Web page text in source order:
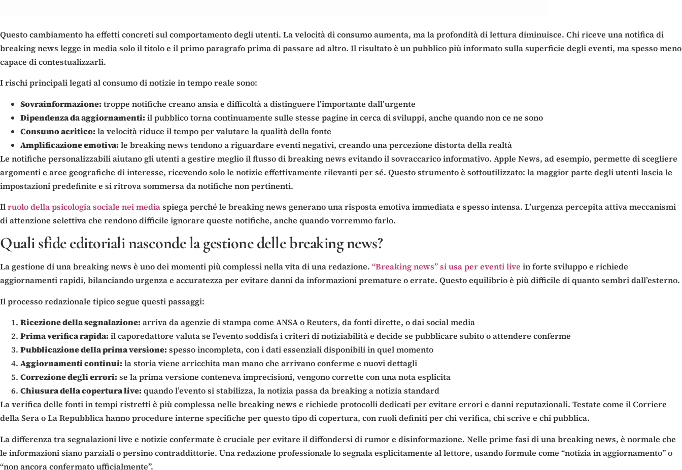
Questo cambiamento ha effetti concreti sul comportamento degli utenti. La velocità di consumo aumenta, ma la profondità di lettura diminuisce. Chi riceve una notifica di
breaking news legge in media solo il titolo e il primo paragrafo prima di passare ad altro. Il risultato è un pubblico più informato sulla superficie degli eventi, ma spesso meno
capace di contestualizzarli.
I rischi principali legati al consumo di notizie in tempo reale sono:
Sovrainformazione:troppe notifiche creano ansia e difficoltà a distinguere l’importante dall’urgente
Dipendenza da aggiornamenti:il pubblico torna continuamente sulle stesse pagine in cerca di sviluppi, anche quando non ce ne sono
Consumo acritico:la velocità riduce il tempo per valutare la qualità della fonte
Amplificazione emotiva:le breaking news tendono a riguardare eventi negativi, creando una percezione distorta della realtà
Le notifiche personalizzabili aiutano gli utenti a gestire meglio il flusso di breaking news evitando il sovraccarico informativo. Apple News, ad esempio, permette di scegliere
argomenti e aree geografiche di interesse, ricevendo solo le notizie effettivamente rilevanti per sé. Questo strumento è sottoutilizzato: la maggior parte degli utenti lascia le
impostazioni predefinite e si ritrova sommersa da notifiche non pertinenti.
Ilruolo della psicologia sociale nei mediaspiega perché le breaking news generano una risposta emotiva immediata e spesso intensa. L’urgenza percepita attiva meccanismi
di attenzione selettiva che rendono difficile ignorare queste notifiche, anche quando vorremmo farlo.
Quali sfide editoriali nasconde la gestione delle breaking news?
La gestione di una breaking news è uno dei momenti più complessi nella vita di una redazione. “Breaking news” si usa per eventi live in forte sviluppo e richiede
aggiornamenti rapidi, bilanciando urgenza e accuratezza per evitare danni da informazioni premature o errate. Questo equilibrio è più difficile di quanto sembri dall’esterno.
Il processo redazionale tipico segue questi passaggi:
Ricezione della segnalazione:arriva da agenzie di stampa come ANSA o Reuters, da fonti dirette, o dai social media
Prima verifica rapida:il caporedattore valuta se l’evento soddisfa i criteri di notiziabilità e decide se pubblicare subito o attendere conferme
Pubblicazione della prima versione:spesso incompleta, con i dati essenziali disponibili in quel momento
Aggiornamenti continui:la storia viene arricchita man mano che arrivano conferme e nuovi dettagli
Correzione degli errori:se la prima versione conteneva imprecisioni, vengono corrette con una nota esplicita
Chiusura della copertura live:quando l’evento si stabilizza, la notizia passa da breaking a notizia standard
La verifica delle fonti in tempi ristretti è più complessa nelle breaking news e richiede protocolli dedicati per evitare errori e danni reputazionali. Testate come il Corriere
della Sera o La Repubblica hanno procedure interne specifiche per questo tipo di copertura, con ruoli definiti per chi verifica, chi scrive e chi pubblica.
La differenza tra segnalazioni live e notizie confermate è cruciale per evitare il diffondersi di rumor e disinformazione. Nelle prime fasi di una breaking news, è normale che
le informazioni siano parziali o persino contraddittorie. Una redazione professionale lo segnala esplicitamente al lettore, usando formule come “notizia in aggiornamento” o
“non ancora confermato ufficialmente”.